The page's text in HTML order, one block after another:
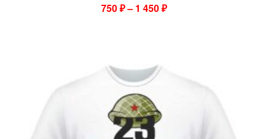
750₽– 1 450₽